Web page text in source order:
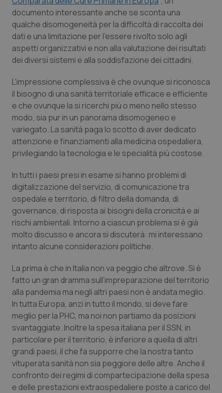
Emilia-Romagna
Friuli Venezia Giulia
Liguria
Lombardia
Marche
Molise
Piemonte
Provincia Autonoma di Bolzano
Provincia Autonoma di Trento
Puglia
Sardegna
Sicilia
Toscana
Umbria
Colesterolo & coronaropatie
Dermatite Atopica
Disturbi dell’umore
Dolore
Donna & Salute
Epatiti
HIV
Infezioni & Febbre
Ipertensione & Scompenso
Malattie rare
Malattia di Crohn & Rettocolite Ulcerosa
Neuroscienze & patologie neurodegenerative
Obesità
Oftalmologia
documento interessante anche se sconta una
qualche disomogeneità per la difficoltà di raccolta dei
dati e una limitazione per l’essere rivolto solo agli
aspetti organizzativi e non alla valutazione dei risultati
dei diversi sistemi e alla soddisfazione dei cittadini.
L’impressione complessiva è che ovunque si riconosca
il bisogno di una sanità territoriale efficace e efficiente
e che ovunque la si ricerchi più o meno nello stesso
modo, sia pur in un panorama disomogeneo e
variegato. La sanità paga lo scotto di aver dedicato
attenzione e finanziamenti alla medicina ospedaliera,
privilegiando la tecnologia e le specialità più costose.
In tutti i paesi presi in esame si hanno problemi di
digitalizzazione del servizio, di comunicazione tra
ospedale e territorio, di filtro della domanda, di
governance, di risposta ai bisogni della cronicità e ai
rischi ambientali. Intorno a ciascun problema si è già
molto discusso e ancora si discuterà: mi interessano
intanto alcune considerazioni politiche.
La prima è che in Italia non va peggio che altrove. Si è
fatto un gran dramma sull’impreparazione del territorio
alla pandemia ma negli altri paesi non è andata meglio.
In tutta Europa, anzi in tutto il mondo, si deve fare
meglio per la PHC, ma noi non partiamo da posizioni
svantaggiate. Inoltre la spesa italiana per il SSN, in
particolare per il territorio, è inferiore a quella di altri
grandi paesi, il che fa supporre che la nostra tanto
vituperata sanità non sia peggiore delle altre. Anche il
confronto dei regimi di compartecipazione della spesa
e delle prestazioni extraospedaliere poste a carico del